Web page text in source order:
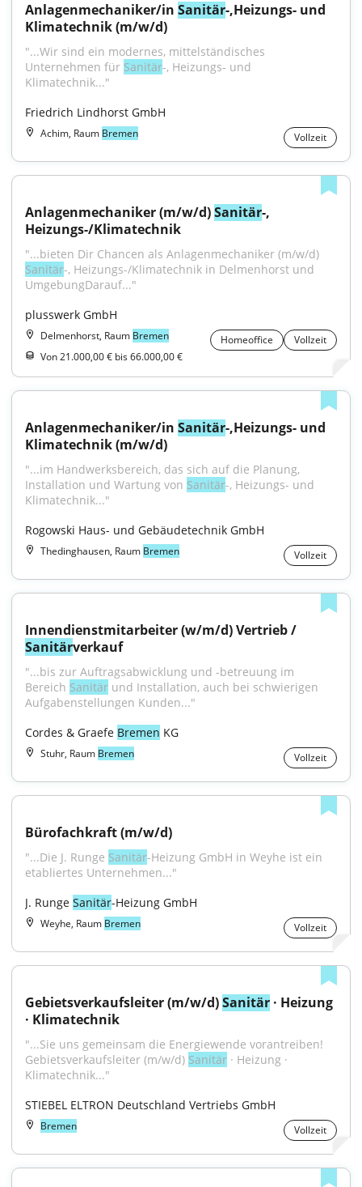
Anlagenmechaniker/in Sanitär-,Heizungs- und
Klimatechnik (m/w/d)
"...Wir sind ein modernes, mittelständisches
Unternehmen für Sanitär-, Heizungs- und
Klimatechnik..."
Friedrich Lindhorst GmbH
Achim, Raum Bremen Vollzeit
Anlagenmechaniker (m/w/d) Sanitär-,
Heizungs-/Klimatechnik
Sanitär-, Heizungs-/Klimatechnik in Delmenhorst und
UmgebungDarauf..."
plusswerk GmbH
Delmenhorst, Raum Bremen Homeoffice
Vollzeit
Von 21.000,00 € bis 66.000,00 €
Anlagenmechaniker/in Sanitär-,Heizungs- und
Klimatechnik (m/w/d)
"...im Handwerksbereich, das sich auf die Planung,
Installation und Wartung von Sanitär-, Heizungs- und
Klimatechnik..."
Rogowski Haus- und Gebäudetechnik GmbH
Thedinghausen, Raum Bremen Vollzeit
Sanitärverkauf
"...bis zur Auftragsabwicklung und -betreuung im
Bereich Sanitär und Installation, auch bei schwierigen
Aufgabenstellungen Kunden..."
Cordes & Graefe Bremen KG
Stuhr, Raum Bremen Vollzeit
Bürofachkraft (m/w/d)
"...Die J. Runge Sanitär-Heizung GmbH in Weyhe ist ein
etabliertes Unternehmen..."
J. Runge Sanitär-Heizung GmbH
Weyhe, Raum Bremen Vollzeit
Gebietsverkaufsleiter (m/w/d) Sanitär · Heizung
· Klimatechnik
"...Sie uns gemeinsam die Energiewende vorantreiben!
Gebietsverkaufsleiter (m/w/d) Sanitär · Heizung ·
Klimatechnik..."
STIEBEL ELTRON Deutschland Vertriebs GmbH
Bremen Vollzeit